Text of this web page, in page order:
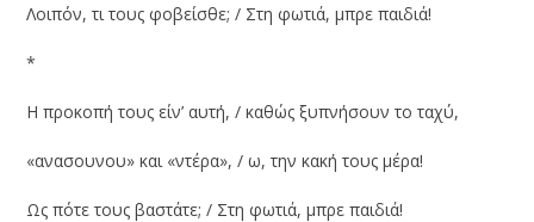
Λοιπόν, τι τους φοβείσθε; / Στη φωτιά, μπρε παιδιά!
*
Η προκοπή τους είν’ αυτή, / καθώς ξυπνήσουν το ταχύ,
«ανασουνου» και «ντέρα», / ω, την κακή τους μέρα!
Ως πότε τους βαστάτε; / Στη φωτιά, μπρε παιδιά!